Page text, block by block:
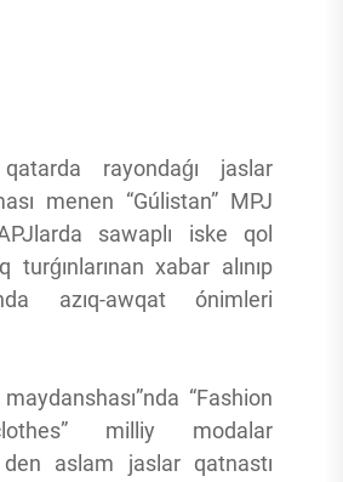
rayondaǵı jaslar
menen “Gúlistan” MPJ
sawaplı iske qol
turǵınlarınan xabar alınıp
azıq-awqat ónimleri
“Fashion
milliy modalar
aslam jaslar qatnastı